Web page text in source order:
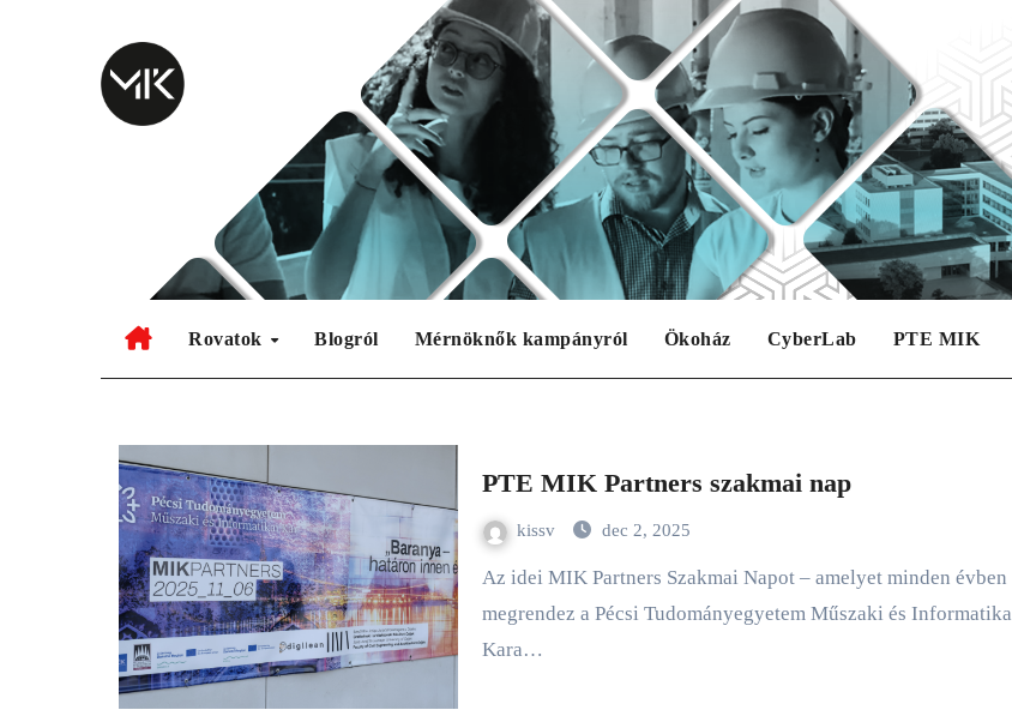
Rovatok Blogról Mérnöknők kampányról Ökoház CyberLab PTE MIK
PTE MIK Partners szakmai nap
kissv dec 2, 2025
Az idei MIK Partners Szakmai Napot – amelyet minden évben
megrendez a Pécsi Tudományegyetem Műszaki és Informatika
Kara…